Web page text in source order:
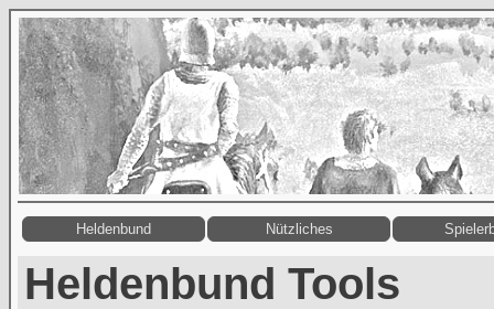
Heldenbund Nützliches
Heldenbund Tools